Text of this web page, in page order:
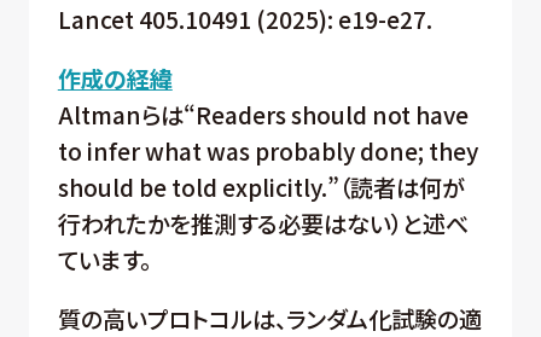
Lancet 405.10491 (2025): e19-e27.
作成の経緯
Altmanらは“Readers should not have
to infer what was probably done; they
should be told explicitly.”（読者は何が
行われたかを推測する必要はない）と述べ
ています。
質の高いプロトコルは、ランダム化試験の適